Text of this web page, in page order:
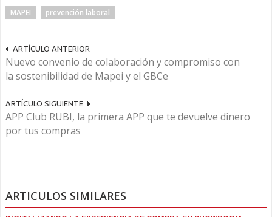
MAPEI prevención laboral
ARTÍCULO ANTERIOR
Nuevo convenio de colaboración y compromiso con
la sostenibilidad de Mapei y el GBCe
ARTÍCULO SIGUIENTE
APP Club RUBI, la primera APP que te devuelve dinero
por tus compras
ARTICULOS SIMILARES